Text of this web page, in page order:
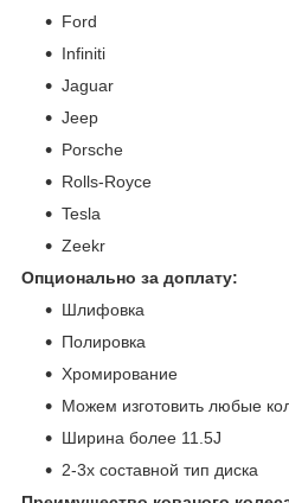
Ford
Infiniti
Jaguar
Jeep
Porsche
Rolls-Royce
Tesla
Zeekr
Опционально за доплату:
Шлифовка
Полировка
Хромирование
Можем изготовить любые
Ширина более 11.5J
2-3х составной тип диска